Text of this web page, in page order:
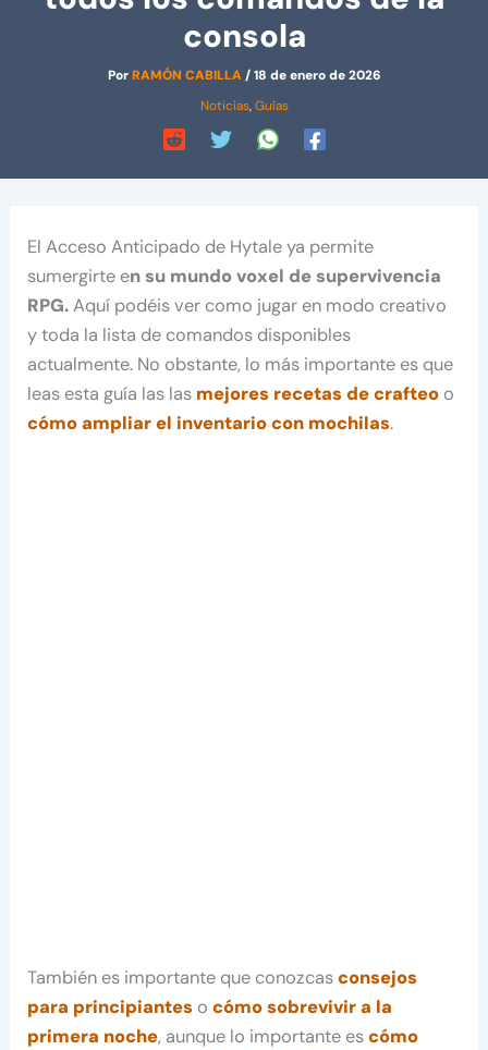
consola
PorRAMÓN CABILLA/18 de enero de 2026
Noticias,Guías
El Acceso Anticipado de Hytale ya permite
sumergirte en su mundo voxel de supervivencia
RPG.Aquí podéis ver como jugar en modo creativo
y toda la lista de comandos disponibles
actualmente. No obstante, lo más importante es que
leas esta guía las las mejores recetas de crafteo o
cómo ampliar el inventario con mochilas.
También es importante que conozcasconsejos
para principiantes ocómo sobrevivir a la
primera noche, aunque lo importante escómo